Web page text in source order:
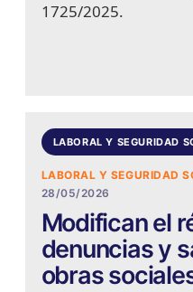
1725/2025.
LABORAL Y SEGURIDAD
LABORAL Y SEGURIDAD
28/05/2026
Modifican el
denuncias y
obras